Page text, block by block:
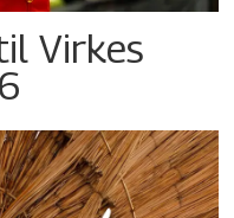
Virkes